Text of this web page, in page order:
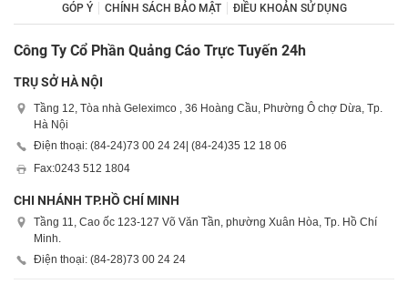
GÓP Ý CHÍNH SÁCH BẢO MẬT ĐIỀU KHOẢN SỬ DỤNG
Công Ty Cổ Phần Quảng Cáo Trực Tuyến 24h
TRỤ SỞ HÀ NỘI
Tầng 12, Tòa nhà Geleximco , 36 Hoàng Cầu, Phường Ô chợ Dừa, Tp.
Hà Nội
Điện thoại: (84-24)73 00 24 24 | (84-24)35 12 18 06
Fax:0243 512 1804
CHI NHÁNH TP.HỒ CHÍ MINH
Tầng 11, Cao ốc 123-127 Võ Văn Tần, phường Xuân Hòa, Tp. Hồ Chí
Minh.
Điện thoại: (84-28)73 00 24 24